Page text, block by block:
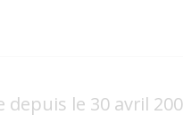
depuis le 30 avril